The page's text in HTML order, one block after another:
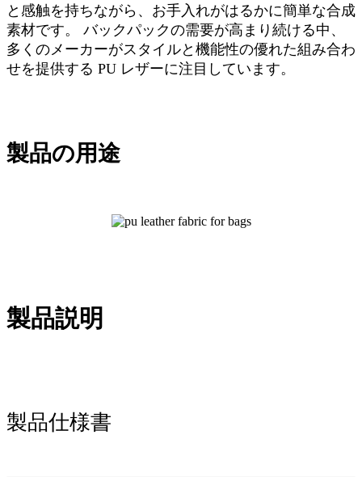
と感触を持ちながら、お手入れがはるかに簡単な合成
素材です。 バックパックの需要が高まり続ける中、
多くのメーカーがスタイルと機能性の優れた組み合わ
せを提供する PU レザーに注目しています。
製品の用途
製品説明
製品仕様書